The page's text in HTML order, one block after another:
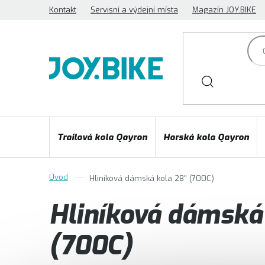
Kontakt Servisní a výdejní místa Magazín JOY.BIKE
Trailová kola Qayron Horská kola Qayron
Hliníková dámská kola 28" (700C)
Hliníková
(700C)